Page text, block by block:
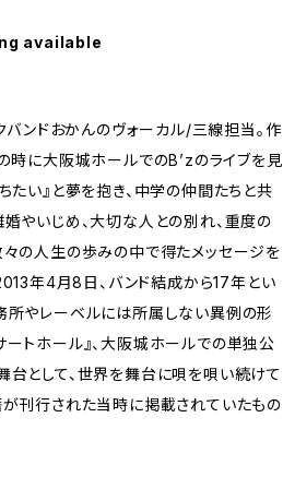
available
ンドおかんのヴォーカル/三線担当。作
時に大阪城ホールでのB’zのライブを見
たい』と夢を抱き、中学の仲間たちと共
やいじめ、大切な人との別れ、重度の
々の人生の歩みの中で得たメッセージを
年4月8日、バンド結成から17年とい
所やレーベルには所属しない異例の形
トホール』、大阪城ホールでの単独公
台として、世界を舞台に唄を唄い続けて
刊行された当時に掲載されていたもの